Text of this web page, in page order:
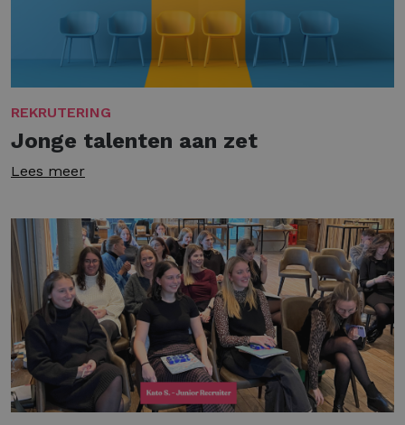
REKRUTERING
Jonge talenten aan zet
Lees meer